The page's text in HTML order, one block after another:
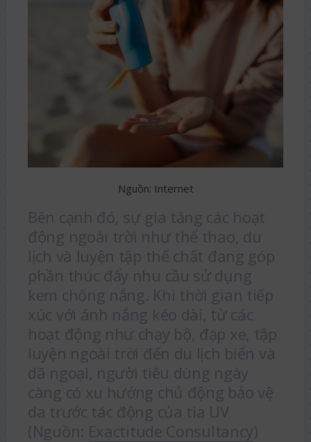
Nguồn: Internet
Bên cạnh đó, sự gia tăng các hoạt
động ngoài trời như thể thao, du
lịch và luyện tập thể chất đang góp
phần thúc đẩy nhu cầu sử dụng
kem chống nắng. Khi thời gian tiếp
xúc với ánh nắng kéo dài, từ các
hoạt động như chạy bộ, đạp xe, tập
luyện ngoài trời đến du lịch biển và
dã ngoại, người tiêu dùng ngày
càng có xu hướng chủ động bảo vệ
da trước tác động của tia UV
(Nguồn: Exactitude Consultancy)